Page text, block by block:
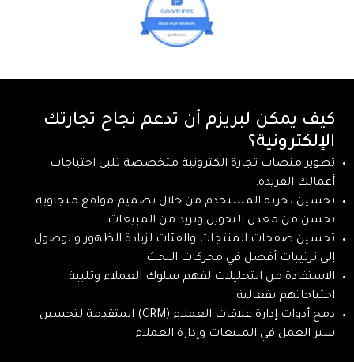
كيف يمكن لبريزم أن تدعم نجاح تجارتك
الإلكترونية؟
تطوير منصات تجارة الكترونية متخصصة تلبي احتياجات
أعمالك الفريدة.
تحسين تجربة المستخدم من خلال تصميم مواقع متجاوبة
تحسن من معدل التحويل وتزيد من المبيعات.
تحسين صفحات المنتجات والفئات لزيادة الظهور والوصول
إلى ترتيبات أفضل في محركات البحث.
الاستفادة من التحليلات لفهم سلوك العملاء وتلبية
احتياجاتهم بفعالية.
دمج أدوات إدارة علاقات العملاء (CRM) المتقدمة لتحسين
سير العمل في المبيعات وإدارة العملاء.